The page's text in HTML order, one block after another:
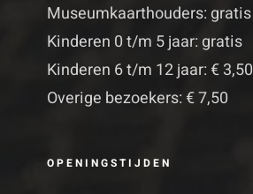
Museumkaarthouders: gratis
Kinderen 0 t/m 5 jaar: gratis
Kinderen 6 t/m 12 jaar: € 3,50
Overige bezoekers: € 7,50
OPENINGSTIJDEN